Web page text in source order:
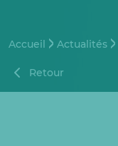
Accueil Actualités
Retour